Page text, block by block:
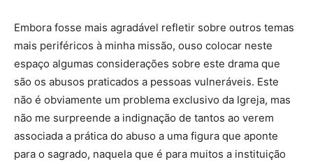
Embora fosse mais agradável refletir sobre outros temas
mais periféricos à minha missão, ouso colocar neste
espaço algumas considerações sobre este drama que
são os abusos praticados a pessoas vulneráveis. Este
não é obviamente um problema exclusivo da Igreja, mas
não me surpreende a indignação de tantos ao verem
associada a prática do abuso a uma figura que aponte
para o sagrado, naquela que é para muitos a instituição